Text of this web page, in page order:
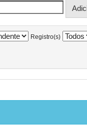
Registro(s)